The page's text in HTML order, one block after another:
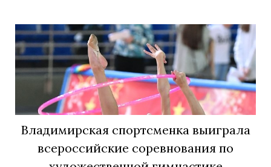
Владимирская спортсменка выиграла
всероссийские соревнования по